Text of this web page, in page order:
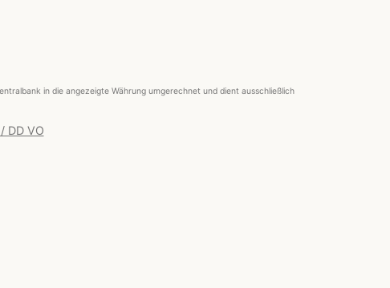
in die angezeigte Währung umgerechnet und dient ausschließlich
DD VO